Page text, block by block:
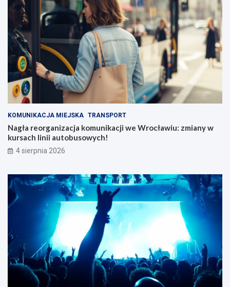
KOMUNIKACJA MIEJSKA TRANSPORT
Nagła reorganizacja komunikacji we Wrocławiu: zmiany w
kursach linii autobusowych!
4 sierpnia 2026